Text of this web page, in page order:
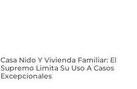
Casa Nido Y Vivienda Familiar: El
Supremo Limita Su Uso A Casos
Excepcionales